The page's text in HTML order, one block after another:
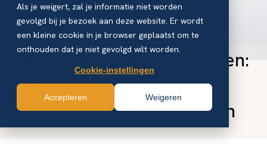
Als je weigert, zal je informatie niet worden
gevolgd bij je bezoek aan deze website. Er wordt
een kleine cookie in je browser geplaatst om te
onthouden dat je niet gevolgd wilt worden.
Cookie-instellingen
Accepteren Weigeren
Geen pakket dat blijft liggen:
zo worden gaten in een
verzendproces voorkomen